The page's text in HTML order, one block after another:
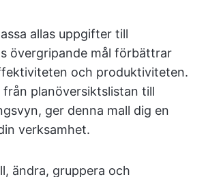
allas uppgifter till
övergripande mål förbättrar
och produktiviteten.
från planöversiktslistan till
ger denna mall dig en
verksamhet.
ändra, gruppera och